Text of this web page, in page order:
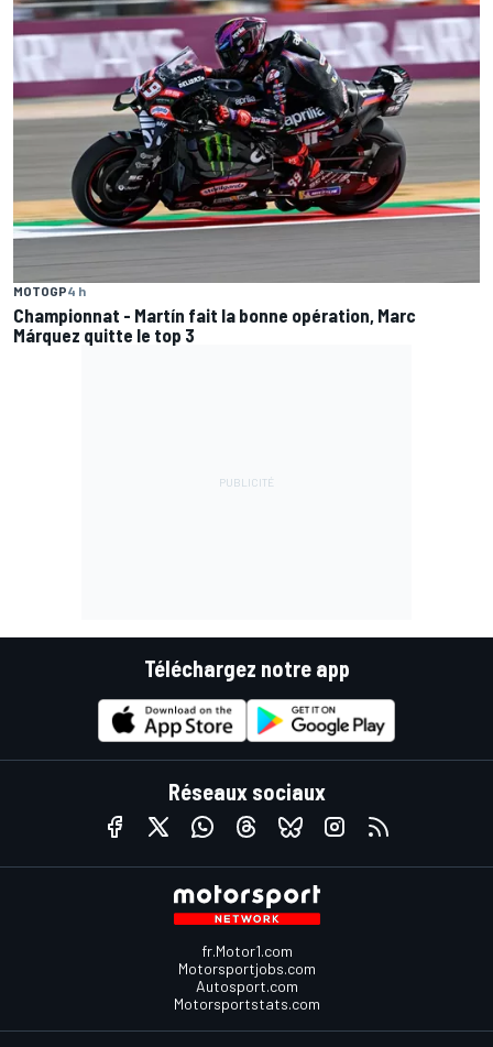
MOTOGP4 h
Championnat - Martín fait la bonne opération, Marc
Márquez quitte le top 3
Téléchargez notre app
Réseaux sociaux
fr.Motor1.com
Motorsportjobs.com
Autosport.com
Motorsportstats.com